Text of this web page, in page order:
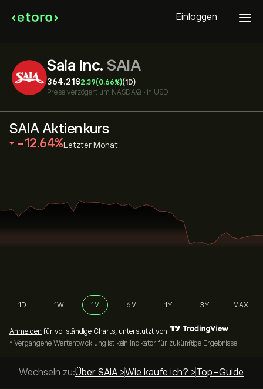
Einloggen
Saia Inc. SAIA
364.21‎$‎2.39(0.66%)(1D)
Preise verzögert um NASDAQ • in USD
SAIA Aktienkurs
‎-12.64‎ Letzter Monat
1D 1W 1M 6M 1Y 3Y MAX
Anmelden für vollständige Charts, unterstützt von
* Vergangene Wertentwicklung ist kein Indikator für zukünftige Ergebnisse.
Wechseln zu:Über SAIA >Wie kaufe ich? >Top-Guides >